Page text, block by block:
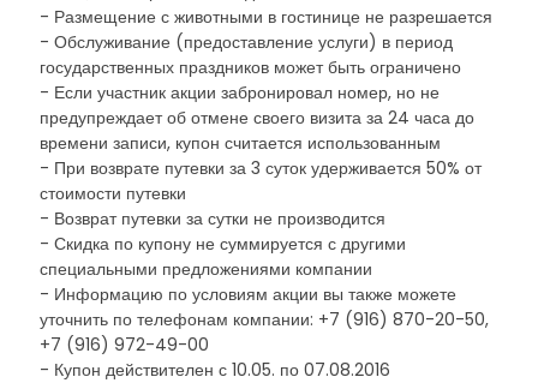
- Размещение с животными в гостинице не разрешается
- Обслуживание (предоставление услуги) в период
государственных праздников может быть ограничено
- Если участник акции забронировал номер, но не
предупреждает об отмене своего визита за 24 часа до
времени записи, купон считается использованным
- При возврате путевки за 3 суток удерживается 50% от
стоимости путевки
- Возврат путевки за сутки не производится
- Скидка по купону не суммируется с другими
специальными предложениями компании
- Информацию по условиям акции вы также можете
уточнить по телефонам компании: +7 (916) 870-20-50,
+7 (916) 972-49-00
- Купон действителен с 10.05. по 07.08.2016